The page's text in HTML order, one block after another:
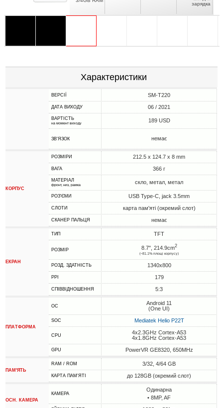
зарядка
Характеристики
ВЕРСІЇ SM-T220
ДАТА ВИХОДУ 06 / 2021
ВАРТІСТЬ
на момент виходу 189 USD
ЗВ'ЯЗОК немає
КОРПУС
РОЗМІРИ 212.5 x 124.7 x 8 mm
ВАГА 366 г
МАТЕРІАЛ
фронт, низ, рамка скло, метал, метал
РОЗ'ЄМИ USB Type-C, jack 3.5mm
СЛОТИ карта пам'яті (окремий слот)
СКАНЕР ПАЛЬЦЯ немає
ЕКРАН
ТИП TFT
РОЗМІР 8.7", 214.9cm2
(~81.1% площі корпусу)
РОЗД. ЗДАТНІСТЬ 1340x800
PPI 179
СПІВВІДНОШЕННЯ 5:3
ПЛАТФОРМА
ОС
Android 11
(One UI)
SOC Mediatek Helio P22T
CPU
4x2.3GHz Cortex-A53
4x1.8GHz Cortex-A53
GPU PowerVR GE8320, 650MHz
ПАМ'ЯТЬ
RAM / ROM 3/32, 4/64 GB
КАРТА ПАМ'ЯТІ до 128GB (окремий слот)
ОСН. КАМЕРА
КАМЕРА
Одинарна
• 8MP, AF